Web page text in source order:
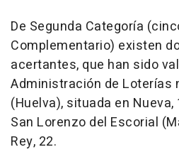
De Segunda Categoría
Complementario) existen
acertantes, que han sido
Administración de Loterías
(Huelva), situada en Nueva,
San Lorenzo del Escorial
Rey, 22.